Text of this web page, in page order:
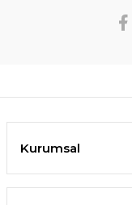
Kurumsal